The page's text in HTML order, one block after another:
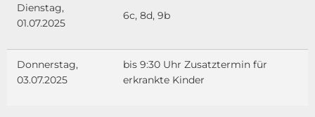
Dienstag,
01.07.2025
6c, 8d, 9b
Donnerstag,
03.07.2025
bis 9:30 Uhr Zusatztermin für
erkrankte Kinder